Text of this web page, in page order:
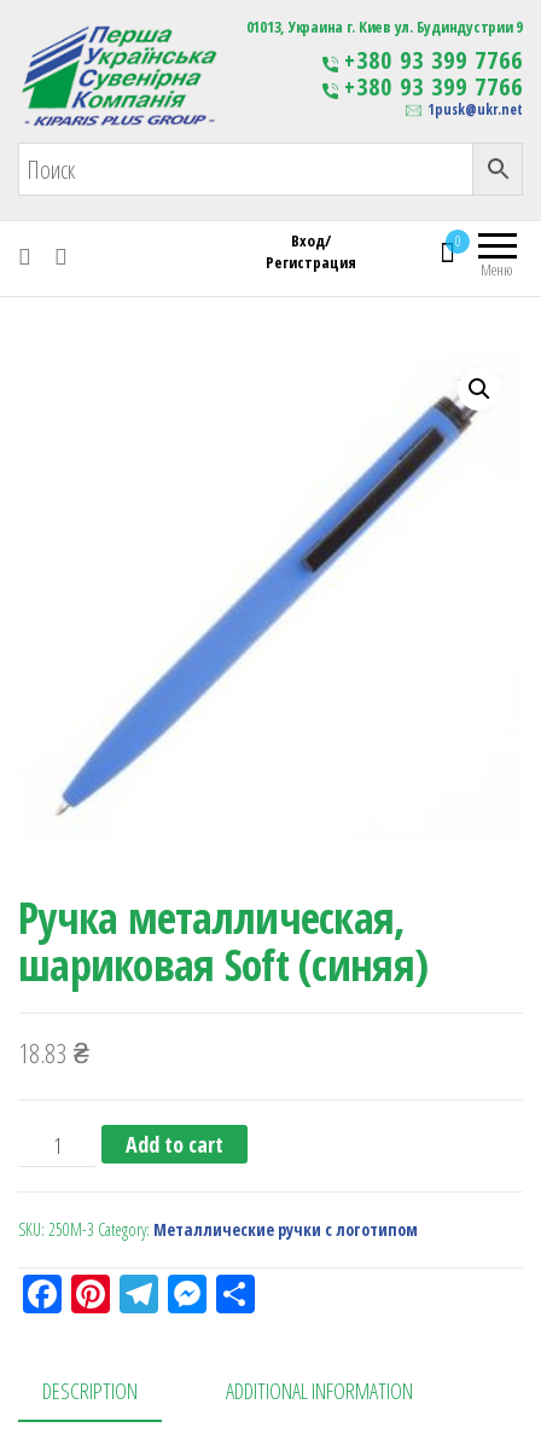
Первая Украинская Сувенирная Компания Изготовление
сувенирной продукции
с логотипом
01013, Украина г. Киев ул. Будиндустрии 9
+380 93 399 7766
+380 93 399 7766
1pusk@ukr.net
Меню
0
Вход/
Регистрация
Ручка металлическая,
шариковая Soft (синяя)
18.83 ₴
Ручка металлическая, шариковая Soft (синяя) quantity
Add to cart
SKU: 250M-3 Category: Металлические ручки с логотипом
Fa
bo
ok
Pi
er
es
Te
a
M
se
n
ра
в
DESCRIPTION ADDITIONAL INFORMATION